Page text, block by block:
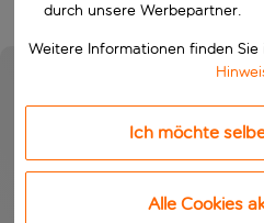
durch unsere Werbepartner.
Weitere Informationen finden Sie
Ich möchte
Alle Cookies